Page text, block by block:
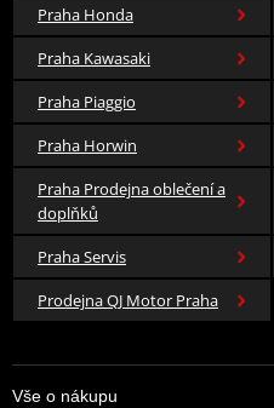
Praha Honda
Praha Kawasaki
Praha Piaggio
Praha Horwin
Praha Prodejna oblečení a
doplňků
Praha Servis
Prodejna QJ Motor Praha
Vše o nákupu